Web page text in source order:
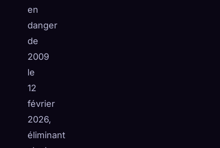
en
danger
de
2009
le
12
février
2026,
éliminant